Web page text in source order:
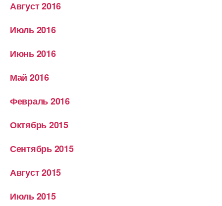
Август 2016
Июль 2016
Июнь 2016
Май 2016
Февраль 2016
Октябрь 2015
Сентябрь 2015
Август 2015
Июль 2015